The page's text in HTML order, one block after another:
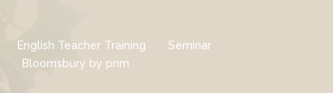
English Teacher Training
Seminar
Bloomsbury by prim